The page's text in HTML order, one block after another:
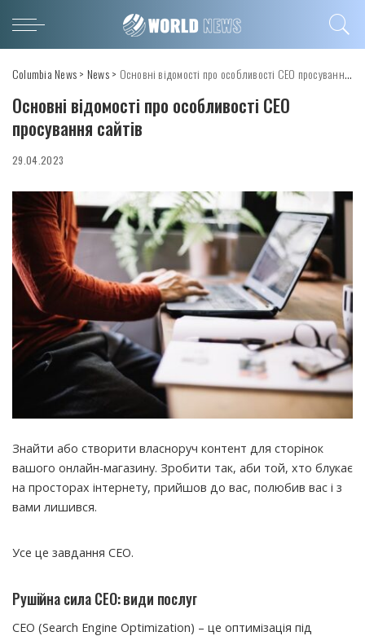
Columbia News> News> Основні відомості про особливості СЕО просування сайтів
Основні відомості про особливості СЕО
просування сайтів
29.04.2023
Знайти або створити власноруч контент для сторінок
вашого онлайн-магазину. Зробити так, аби той, хто блукає
на просторах інтернету, прийшов до вас, полюбив вас і з
вами лишився.
Усе це завдання СЕО.
Рушійна сила СЕО: види послуг
СЕО (Search Engine Optimization) – це оптимізація під